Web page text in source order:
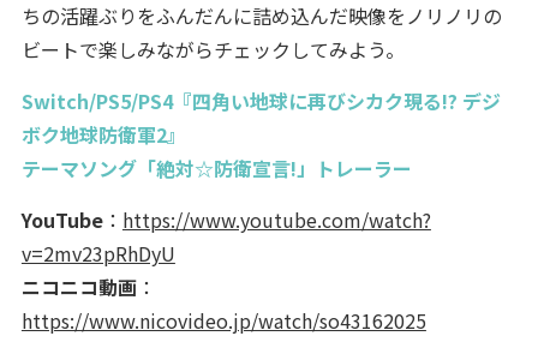
ちの活躍ぶりをふんだんに詰め込んだ映像をノリノリの
ビートで楽しみながらチェックしてみよう。
Switch/PS5/PS4『四角い地球に再びシカク現る!? デジ
ボク地球防衛軍2』
テーマソング「絶対☆防衛宣言!」トレーラー
YouTube： https://www.youtube.com/watch?
v=2mv23pRhDyU
ニコニコ動画：
https://www.nicovideo.jp/watch/so43162025